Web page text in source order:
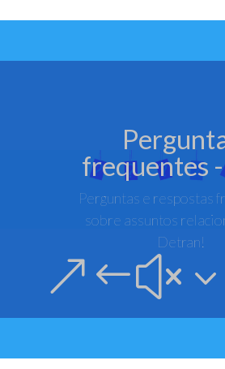
frequentes
Perguntas e respostas
sobre assuntos
Detran!